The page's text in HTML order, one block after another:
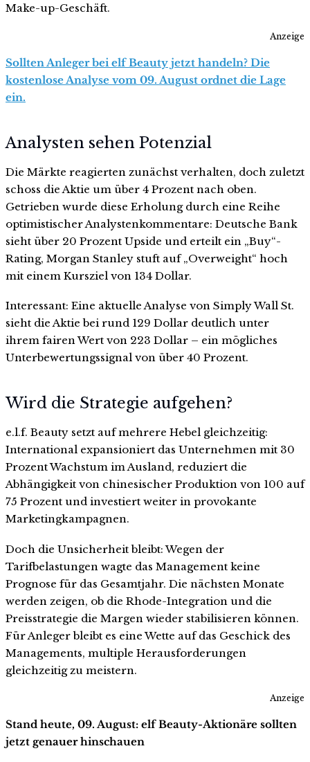
Make-up-Geschäft.
Anzeige
Sollten Anleger bei elf Beauty jetzt handeln? Die
kostenlose Analyse vom 09. August ordnet die Lage
ein.
Analysten sehen Potenzial
Die Märkte reagierten zunächst verhalten, doch zuletzt
schoss die Aktie um über 4 Prozent nach oben.
Getrieben wurde diese Erholung durch eine Reihe
optimistischer Analystenkommentare: Deutsche Bank
sieht über 20 Prozent Upside und erteilt ein „Buy“-
Rating, Morgan Stanley stuft auf „Overweight“ hoch
mit einem Kursziel von 134 Dollar.
Interessant: Eine aktuelle Analyse von Simply Wall St.
sieht die Aktie bei rund 129 Dollar deutlich unter
ihrem fairen Wert von 223 Dollar – ein mögliches
Unterbewertungssignal von über 40 Prozent.
Wird die Strategie aufgehen?
e.l.f. Beauty setzt auf mehrere Hebel gleichzeitig:
International expansioniert das Unternehmen mit 30
Prozent Wachstum im Ausland, reduziert die
Abhängigkeit von chinesischer Produktion von 100 auf
75 Prozent und investiert weiter in provokante
Marketingkampagnen.
Doch die Unsicherheit bleibt: Wegen der
Tarifbelastungen wagte das Management keine
Prognose für das Gesamtjahr. Die nächsten Monate
werden zeigen, ob die Rhode-Integration und die
Preisstrategie die Margen wieder stabilisieren können.
Für Anleger bleibt es eine Wette auf das Geschick des
Managements, multiple Herausforderungen
gleichzeitig zu meistern.
Anzeige
Stand heute, 09. August: elf Beauty-Aktionäre sollten
jetzt genauer hinschauen